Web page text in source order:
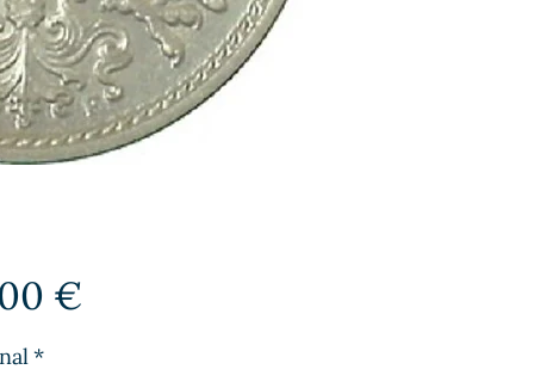
€Preis
*